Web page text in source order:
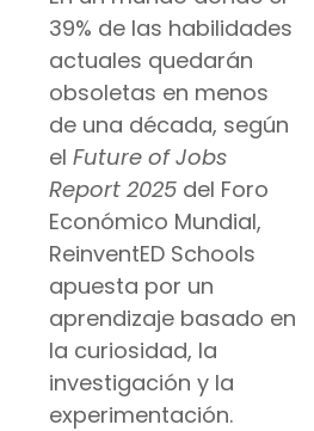
39% de las habilidades
actuales quedarán
obsoletas en menos
de una década, según
el Future of Jobs
Report 2025 del Foro
Económico Mundial,
ReinventED Schools
apuesta por un
aprendizaje basado en
la curiosidad, la
investigación y la
experimentación.